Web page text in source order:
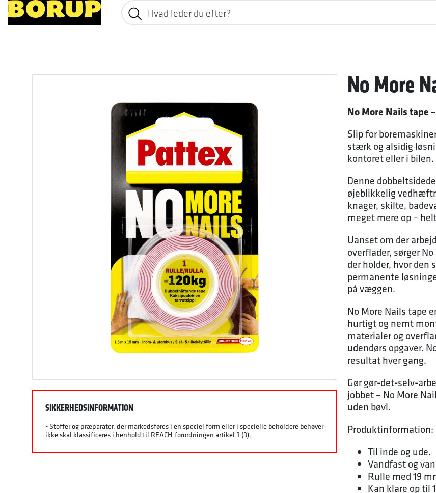
No More
No More Nails
Slip for
stærk og alsidig
kontoret eller i bilen.
Denne
øjeblikkelig
knager, skilte,
meget mere op –
Uanset om der
overflader, sørger
der holder, hvor den
permanente
på væggen.
No More Nails tape
hurtigt og nemt
materialer og
udendørs opgaver.
resultat hver gang.
Gør gør-det-selv-
jobbet – No More
uden bøvl.
Produktinformation:
Til inde og ude.
Vandfast og
Rulle med 19
Kan klare op til
SIKKERHEDSINFORMATION
- Stoffer og præparater, der markedsføres i en speciel form eller i specielle beholdere behøver
ikke skal klassificeres i henhold til REACH-forordningen artikel 3 (3).